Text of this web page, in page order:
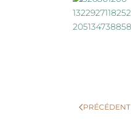
PRÉCÉDENT